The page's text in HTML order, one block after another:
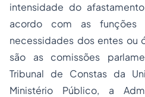
intensidade do
acordo com as funções
necessidades dos entes ou
são as comissões
Tribunal de Constas da
Ministério Público, a